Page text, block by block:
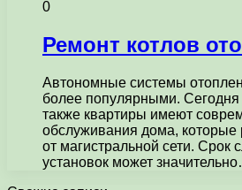
0
Ремонт котлов
Автономные системы
более популярными.
также квартиры имеют
обслуживания дома, которые
от магистральной сети. Срок
установок может